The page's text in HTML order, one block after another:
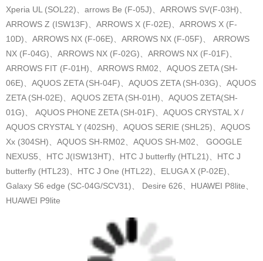
Xperia UL (SOL22)、arrows Be (F-05J)、ARROWS SV(F-03H)、
ARROWS Z (ISW13F)、ARROWS X (F-02E)、ARROWS X (F-
10D)、ARROWS NX (F-06E)、ARROWS NX (F-05F)、 ARROWS
NX (F-04G)、ARROWS NX (F-02G)、ARROWS NX (F-01F)、
ARROWS FIT (F-01H)、ARROWS RM02、AQUOS ZETA (SH-
06E)、AQUOS ZETA (SH-04F)、AQUOS ZETA (SH-03G)、AQUOS
ZETA (SH-02E)、AQUOS ZETA (SH-01H)、AQUOS ZETA(SH-
01G)、 AQUOS PHONE ZETA (SH-01F)、AQUOS CRYSTAL X /
AQUOS CRYSTAL Y (402SH)、AQUOS SERIE (SHL25)、AQUOS
Xx (304SH)、AQUOS SH-RM02、AQUOS SH-M02、 GOOGLE
NEXUS5、HTC J(ISW13HT)、HTC J butterfly (HTL21)、HTC J
butterfly (HTL23)、HTC J One (HTL22)、ELUGA X (P-02E)、
Galaxy S6 edge (SC-04G/SCV31)、 Desire 626、HUAWEI P8lite、
HUAWEI P9lite